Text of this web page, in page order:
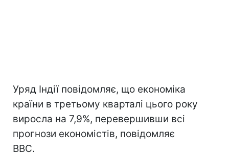
Уряд Індії повідомляє, що економіка
країни в третьому кварталі цього року
виросла на 7,9%, перевершивши всі
прогнози економістів, повідомляє
ВВС.